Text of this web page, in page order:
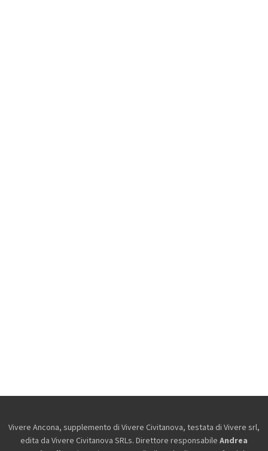
Vivere Ancona, supplemento di Vivere Civitanova, testata di Vivere srl,
edita da Vivere Civitanova SRLs. Direttore responsabile Andrea